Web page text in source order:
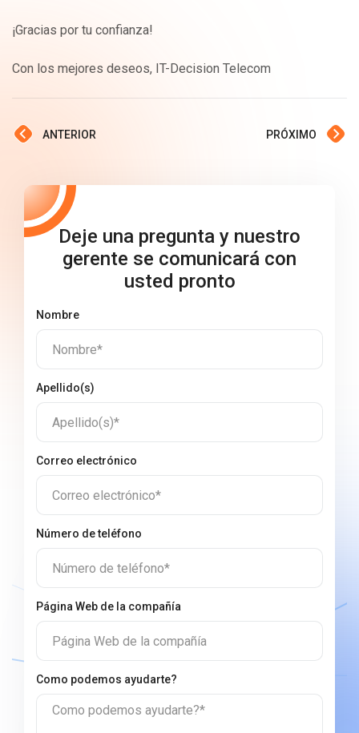
¡Gracias por tu confianza!
Con los mejores deseos, IT-Decision Telecom
ANTERIOR PRÓXIMO
Deje una pregunta y nuestro
gerente se comunicará con
usted pronto
Nombre
Nombre*
Apellido(s)
Apellido(s)*
Correo electrónico
Correo electrónico*
Número de teléfono
Número de teléfono*
Página Web de la compañía
Página Web de la compañía
Сomo podemos ayudarte?
Сomo podemos ayudarte?*